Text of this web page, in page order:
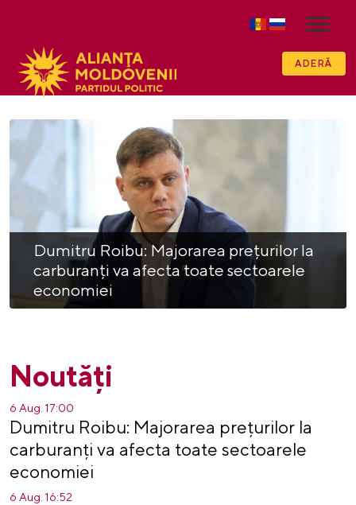
ADERĂ
Dumitru Roibu: Majorarea prețurilor la
carburanți va afecta toate sectoarele
economiei
Noutăți
6 Aug. 17:00
Dumitru Roibu: Majorarea prețurilor la
carburanți va afecta toate sectoarele
economiei
6 Aug. 16:52